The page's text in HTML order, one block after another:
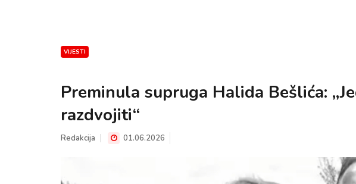
VIJESTI
Preminula supruga Halida Bešlića:
razdvojiti“
Redakcija 01.06.2026